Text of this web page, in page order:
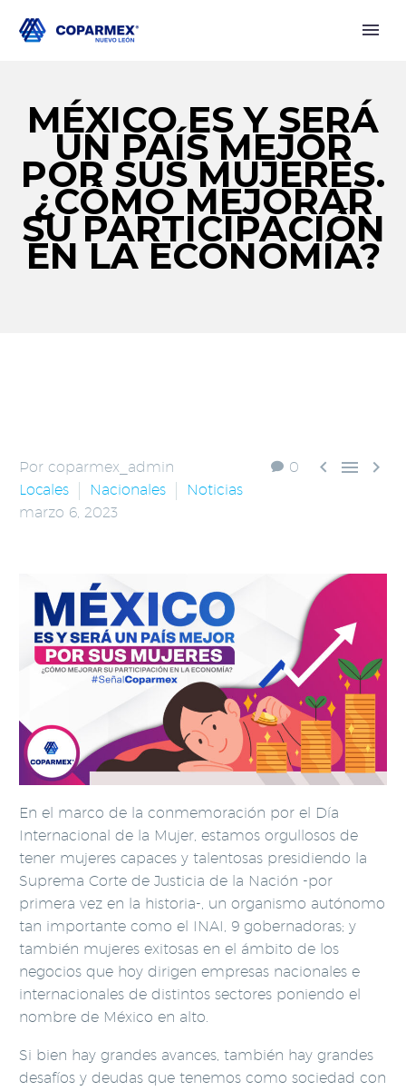
MÉXICO ES Y SERÁ
UN PAÍS MEJOR
POR SUS MUJERES.
¿CÓMO MEJORAR
SU PARTICIPACIÓN
EN LA ECONOMÍA?
0   
Por coparmex_admin
Locales
Nacionales
Noticias
marzo 6, 2023
En el marco de la conmemoración por el Día
Internacional de la Mujer, estamos orgullosos de
tener mujeres capaces y talentosas presidiendo la
Suprema Corte de Justicia de la Nación -por
primera vez en la historia-, un organismo autónomo
tan importante como el INAI, 9 gobernadoras; y
también mujeres exitosas en el ámbito de los
negocios que hoy dirigen empresas nacionales e
internacionales de distintos sectores poniendo el
nombre de México en alto.
Si bien hay grandes avances, también hay grandes
desafíos y deudas que tenemos como sociedad con